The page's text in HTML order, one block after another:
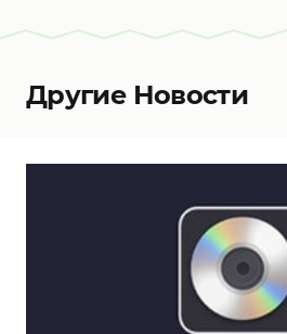
Другие Новости